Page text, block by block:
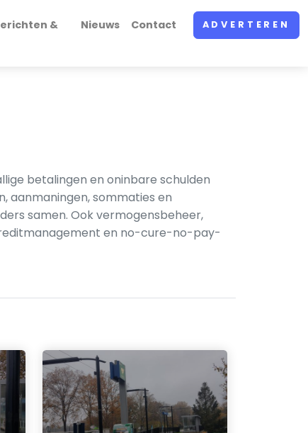
&
Nieuws Contact ADVERTEREN
betalingen en oninbare schulden
aanmaningen, sommaties en
samen. Ook vermogensbeheer,
en no-cure-no-pay-